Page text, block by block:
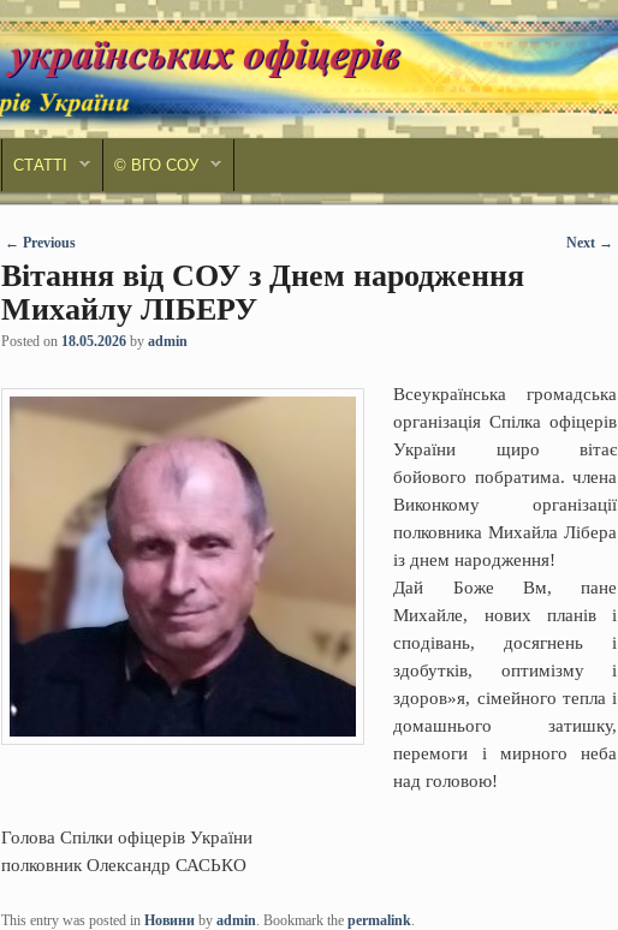
СТАТТІ © ВГО СОУ
Post navigation
← Previous Next →
Вітання від СОУ з Днем народження
Михайлу ЛІБЕРУ
Posted on 18.05.2026 by admin
Всеукраїнська громадська
організація Спілка офіцерів
України щиро вітає
бойового побратима. члена
Виконкому організації
полковника Михайла Лібера
із днем народження!
Дай Боже Вм, пане
Михайле, нових планів і
сподівань, досягнень і
здобутків, оптимізму і
здоров»я, сімейного тепла і
домашнього затишку,
перемоги і мирного неба
над головою!
Голова Спілки офіцерів України
полковник Олександр САСЬКО
This entry was posted in Новиниby admin . Bookmark the permalink